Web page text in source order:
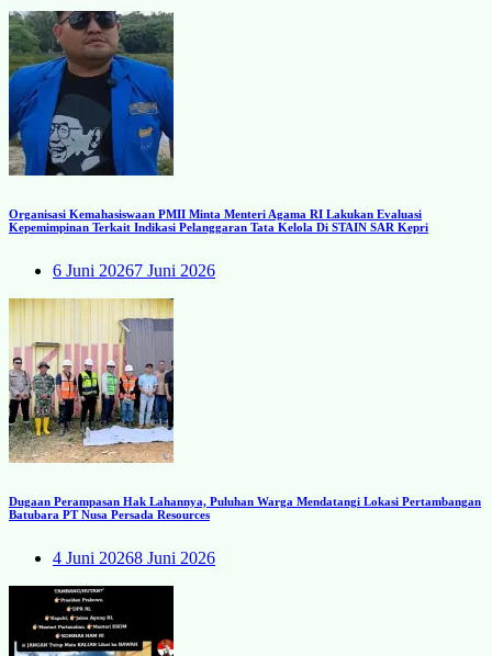
Organisasi Kemahasiswaan PMII Minta Menteri Agama RI Lakukan Evaluasi
Kepemimpinan Terkait Indikasi Pelanggaran Tata Kelola Di STAIN SAR Kepri
6 Juni 20267 Juni 2026
Dugaan Perampasan Hak Lahannya, Puluhan Warga Mendatangi Lokasi Pertambangan
Batubara PT Nusa Persada Resources
4 Juni 20268 Juni 2026